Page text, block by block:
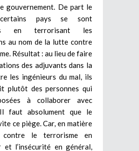
gouvernement. De part le
pays se sont
en terrorisant les
au nom de la lutte contre
Résultat : au lieu de faire
des adjuvants dans la
les ingénieurs du mal, ils
plutôt des personnes qui
à collaborer avec
Il faut absolument que le
ce piège. Car, en matière
le terrorisme en
et l’insécurité en général,